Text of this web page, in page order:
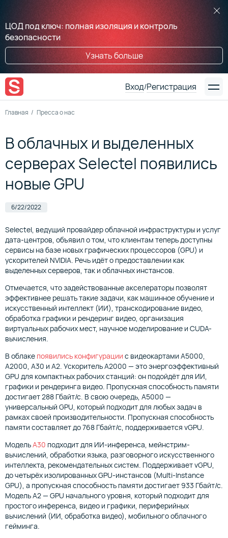
ЦОД под ключ: полная изоляция и контроль
безопасности
Узнать больше
Вход/Регистрация
Главная Пресса о нас
В облачных и выделенных
серверах Selectel появились
новые GPU
6/22/2022
Selectel, ведущий провайдер облачной инфраструктуры и услуг
дата-центров, объявил о том, что клиентам теперь доступны
сервисы на базе новых графических процессоров (GPU) и
ускорителей NVIDIA. Речь идёт о предоставлении как
выделенных серверов, так и облачных инстансов.
Отмечается, что задействованные акселераторы позволят
эффективнее решать такие задачи, как машинное обучение и
искусственный интеллект (ИИ), транскодирование видео,
обработка графики и рендеринг видео, организация
виртуальных рабочих мест, научное моделирование и CUDA-
вычисления.
В облаке появились конфигурации с видеокартами А5000,
А2000, А30 и A2. Ускоритель A2000 — это энергоэффективный
GPU для компактных рабочих станций: он подойдёт для ИИ,
графики и рендеринга видео. Пропускная способность памяти
достигает 288 Гбайт/с. В свою очередь, A5000 —
универсальный GPU, который подходит для любых задач в
рамках своей производительности. Пропускная способность
памяти составляет до 768 Гбайт/с, поддерживается vGPU.
МодельA30 подходит для ИИ-инференса, мейнстрим-
вычислений, обработки языка, разговорного искусственного
интеллекта, рекомендательных систем. Поддерживает vGPU,
до четырёх изолированных GPU-инстансов (Multi-Instance
GPU), а пропускная способность памяти достигает 933 Гбайт/с.
Модель A2 — GPU начального уровня, который подходит для
простого инференса, видео и графики, периферийных
вычислений (ИИ, обработка видео), мобильного облачного
гейминга.